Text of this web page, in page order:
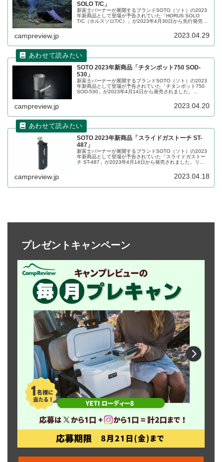
SOLO T/C」
新富士バーナーが展開するブランドSOTO（ソト）の2023
年新商品として登場が予告されていた「HORUS SOLO
T/C（ホルスソロT/C）」が2023年4月30日から先行発売さ
campreview.jp 2023.04.29
SOTO 2023年新商品「チタンポット750 SOD-
530」
新富士バーナーが展開するブランドSOTO（ソト）の2023
年新商品として登場が予告されていた「チタンポット750
SOD-530」が2023年4月14日から発売されました。
campreview.jp 2023.04.20
SOTO 2023年新商品「スライドガストーチ ST-
487」
新富士バーナーが展開するブランドSOTO（ソト）の2023
年新商品として登場が予告されていた「スライドガストー
チ ST-487」が2023年4月14日から発売されました。リニ
を変更し、耐久性が高まっています。詳細をレビューしま
campreview.jp 2023.04.18
プレゼントキャンペーン